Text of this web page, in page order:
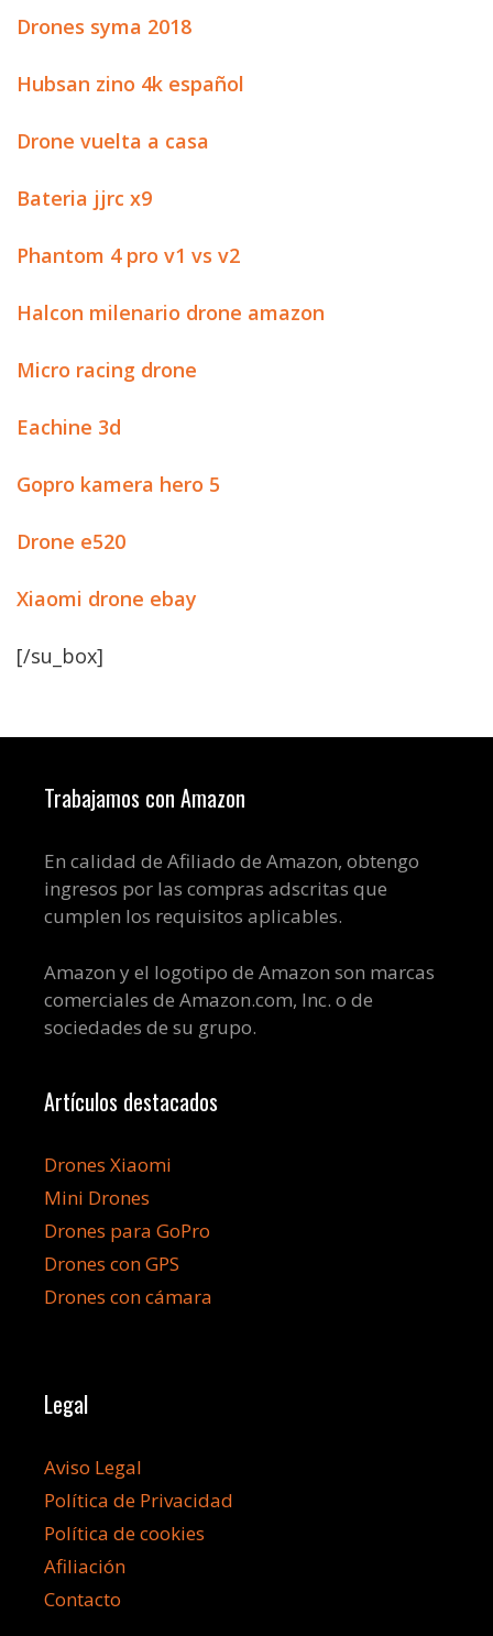
Drones syma 2018
Hubsan zino 4k español
Drone vuelta a casa
Bateria jjrc x9
Phantom 4 pro v1 vs v2
Halcon milenario drone amazon
Micro racing drone
Eachine 3d
Gopro kamera hero 5
Drone e520
Xiaomi drone ebay
[/su_box]
Trabajamos con Amazon
En calidad de Afiliado de Amazon, obtengo
ingresos por las compras adscritas que
cumplen los requisitos aplicables.
Amazon y el logotipo de Amazon son marcas
comerciales de Amazon.com, Inc. o de
sociedades de su grupo.
Artículos destacados
Drones Xiaomi
Mini Drones
Drones para GoPro
Drones con GPS
Drones con cámara
Legal
Aviso Legal
Política de Privacidad
Política de cookies
Afiliación
Contacto